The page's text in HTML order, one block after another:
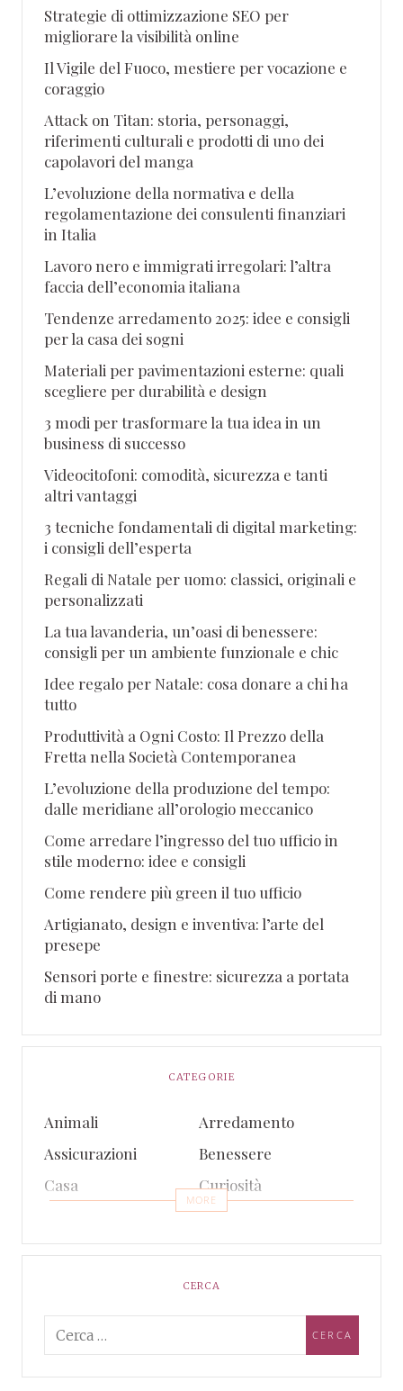
Strategie di ottimizzazione SEO per
migliorare la visibilità online
Il Vigile del Fuoco, mestiere per vocazione e
coraggio
Attack on Titan: storia, personaggi,
riferimenti culturali e prodotti di uno dei
capolavori del manga
L’evoluzione della normativa e della
regolamentazione dei consulenti finanziari
in Italia
Lavoro nero e immigrati irregolari: l’altra
faccia dell’economia italiana
Tendenze arredamento 2025: idee e consigli
per la casa dei sogni
Materiali per pavimentazioni esterne: quali
scegliere per durabilità e design
3 modi per trasformare la tua idea in un
business di successo
Videocitofoni: comodità, sicurezza e tanti
altri vantaggi
3 tecniche fondamentali di digital marketing:
i consigli dell’esperta
Regali di Natale per uomo: classici, originali e
personalizzati
La tua lavanderia, un’oasi di benessere:
consigli per un ambiente funzionale e chic
Idee regalo per Natale: cosa donare a chi ha
tutto
Produttività a Ogni Costo: Il Prezzo della
Fretta nella Società Contemporanea
L’evoluzione della produzione del tempo:
dalle meridiane all’orologio meccanico
Come arredare l’ingresso del tuo ufficio in
stile moderno: idee e consigli
Come rendere più green il tuo ufficio
Artigianato, design e inventiva: l’arte del
presepe
Sensori porte e finestre: sicurezza a portata
di mano
CATEGORIE
Animali
Arredamento
Assicurazioni
Benessere
Casa
Curiosità
Finanza
Gossip e TV
Intrattenimento
Notizie
Prodotti e Servizi
Salute
Sport
Viaggi
Web e Social
MORE
CERCA